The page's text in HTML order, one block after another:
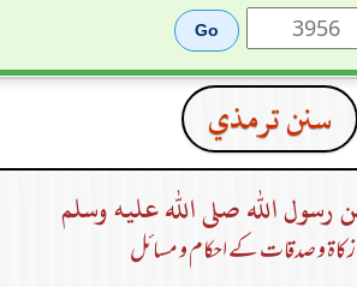
سنن ترمذي
رسول الله صلى الله عليه وسلم
و صدقات کے احکام و مسائل